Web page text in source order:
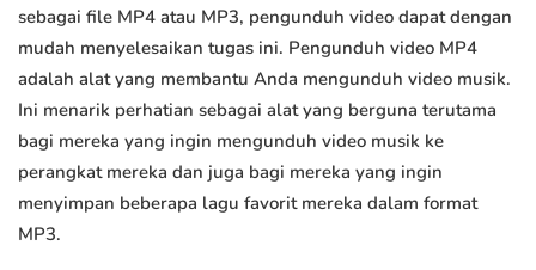
sebagai file MP4 atau MP3, pengunduh video dapat dengan
mudah menyelesaikan tugas ini. Pengunduh video MP4
adalah alat yang membantu Anda mengunduh video musik.
Ini menarik perhatian sebagai alat yang berguna terutama
bagi mereka yang ingin mengunduh video musik ke
perangkat mereka dan juga bagi mereka yang ingin
menyimpan beberapa lagu favorit mereka dalam format
MP3.